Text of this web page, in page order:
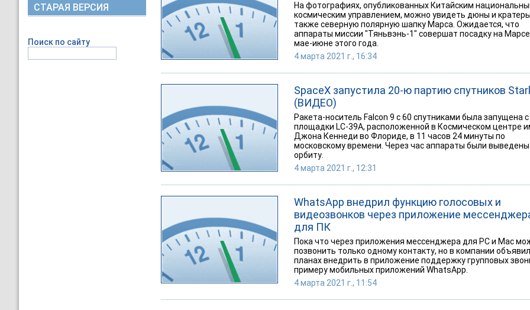
СТАРАЯ ВЕРСИЯ
Поиск по сайту
На фотографиях, опубликованных Китайским
космическим управлением, можно увидеть дюны и
также северную полярную шапку Марса. Ожидается, что
аппараты миссии "Тяньвэнь-1" совершат посадку на
мае-июне этого года.
4 марта 2021 г., 16:34
SpaceX запустила 20-ю партию спутников
(ВИДЕО)
Ракета-носитель Falcon 9 с 60 спутниками была запущена с
площадки LC-39A, расположенной в Космическом центре
Джона Кеннеди во Флориде, в 11 часов 24 минуты по
московскому времени. Через час аппараты были выведены
орбиту.
4 марта 2021 г., 12:31
WhatsApp внедрил функцию голосовых и
видеозвонков через приложение
для ПК
Пока что через приложения мессенджера для PC и Mac
позвонить только одному контакту, но в компании
планах внедрить в приложение поддержку групповых
примеру мобильных приложений WhatsApp.
4 марта 2021 г., 11:54